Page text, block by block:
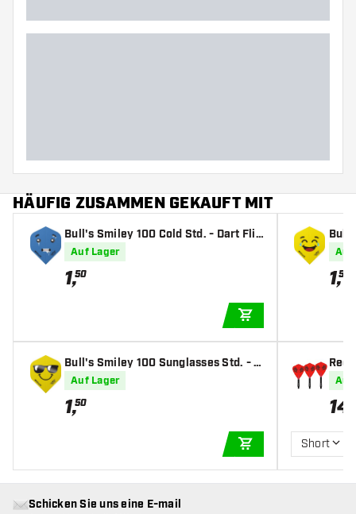
HÄUFIG ZUSAMMEN GEKAUFT MIT
Bull's Smiley 100 Cold Std. - Dart Flig
hts
Auf Lager
1,50
Bull's Smiley 100 Sunglasses Std. - D
art Flights
Auf Lager
1,50
IN DEN
Auf
1,50
Red
Auf
14
Short
Schicken Sie uns eine E-mail